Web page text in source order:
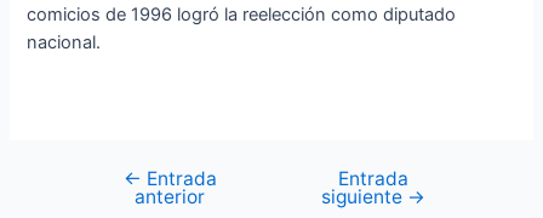
comicios de 1996 logró la reelección como diputado
nacional.
← Entrada
anterior
Entrada
siguiente →